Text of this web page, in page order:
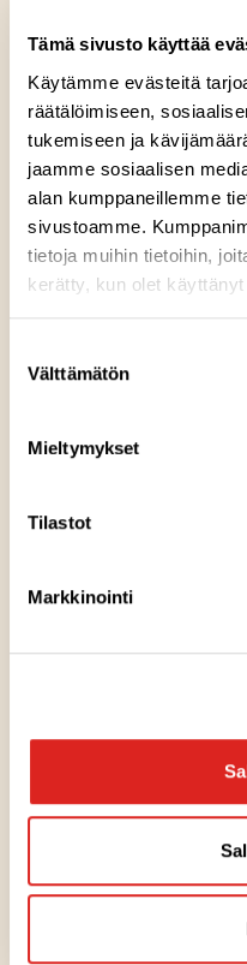
Tämä sivusto käyttää
Käytämme evästeitä
räätälöimiseen,
tukemiseen ja
jaamme sosiaalisen
alan kumppaneillemme
sivustoamme.
tietoja muihin tietoihin,
kerätty, kun olet
valinta
Välttämätön
Mieltymykset
Tilastot
Markkinointi
Spagetti Bolognese
Kasvissyöjille sopivat:
Halloumiruukku
Spagetti
vegaaneille
Ruukut ovat
Ruukut ovat rennon
makumaailmat vaihtelevat
maistuu pippurisen
on saanut
kirpeän makean
kermainen herkku.
Lautasmalli
Lautasmalli ja
monipuolisen ja
silmäyksellä tarkastaa, että
vihanneksia tai